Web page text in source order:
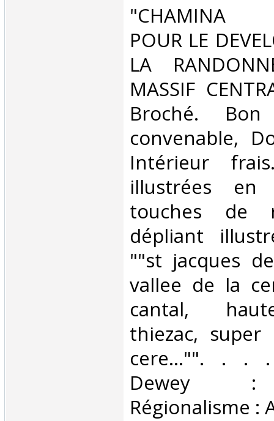
‎"CHAMINA
POUR LE
LA
MASSIF
Broché.
convenable,
Intérieur
illustrées
touches de
dépliant
""st jacques
vallee de la
cantal,
thiezac,
cere..."". . . .
Dewey :
Régionalisme :